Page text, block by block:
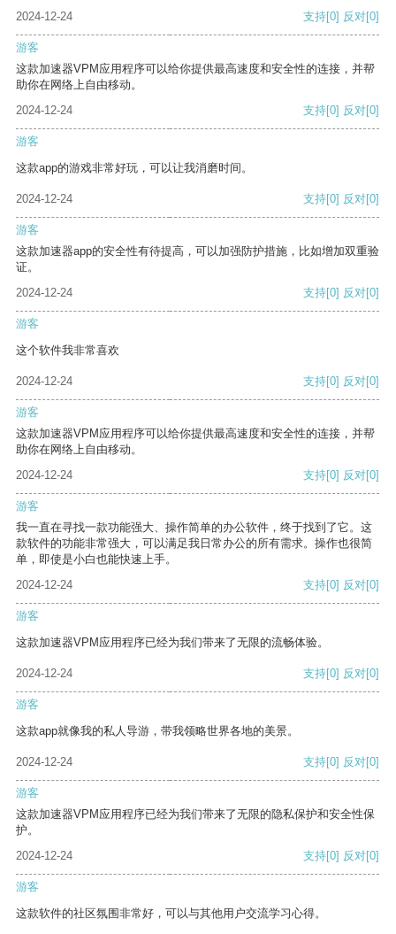
2024-12-24 支持[0] 反对[0]
游客
这款加速器VPM应用程序可以给你提供最高速度和安全性的连接，并帮
助你在网络上自由移动。
2024-12-24
支持[0] 反对[0]
游客
这款app的游戏非常好玩，可以让我消磨时间。
2024-12-24 支持[0] 反对[0]
游客
这款加速器app的安全性有待提高，可以加强防护措施，比如增加双重验
证。
2024-12-24
支持[0] 反对[0]
游客
这个软件我非常喜欢
2024-12-24 支持[0] 反对[0]
游客
这款加速器VPM应用程序可以给你提供最高速度和安全性的连接，并帮
助你在网络上自由移动。
2024-12-24
支持[0] 反对[0]
游客
我一直在寻找一款功能强大、操作简单的办公软件，终于找到了它。这
款软件的功能非常强大，可以满足我日常办公的所有需求。操作也很简
单，即使是小白也能快速上手。
2024-12-24
支持[0] 反对[0]
游客
这款加速器VPM应用程序已经为我们带来了无限的流畅体验。
2024-12-24 支持[0] 反对[0]
游客
这款app就像我的私人导游，带我领略世界各地的美景。
2024-12-24 支持[0] 反对[0]
游客
这款加速器VPM应用程序已经为我们带来了无限的隐私保护和安全性保
护。
2024-12-24
支持[0] 反对[0]
游客
这款软件的社区氛围非常好，可以与其他用户交流学习心得。